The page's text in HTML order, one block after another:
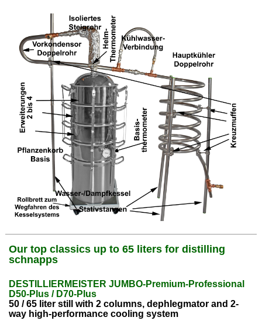
Our top classics up to 65 liters for distilling
schnapps
DESTILLIERMEISTER JUMBO-Premium-Professional
D50-Plus / D70-Plus
50 / 65 liter still with 2 columns, dephlegmator and 2-
way high-performance cooling system